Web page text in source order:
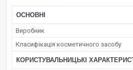
ОСНОВНІ
Виробник
Класифікація косметичного засобу
КОРИСТУВАЛЬНИЦЬКІ